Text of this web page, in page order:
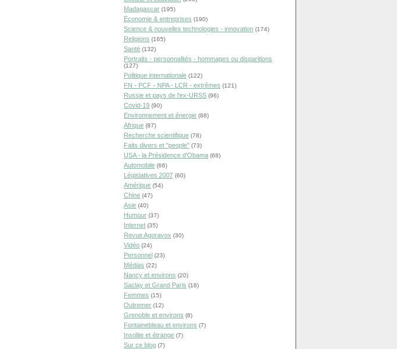
Madagascar (195)
Économie & entreprises (190)
Science & nouvelles technologies - innovation (174)
Religions (165)
Santé (132)
Portraits - personnalités - hommages ou disparitions
(127)
Politique internationale (122)
FN - PCF - NPA - LCR - extrêmes (121)
Russie et pays de l'ex-URSS (96)
Covid-19 (90)
Environnement et énergie (88)
Afrique (87)
Recherche scientifique (78)
Faits divers et "people" (73)
USA - la Présidence d'Obama (68)
Automobile (66)
Législatives 2007 (60)
Amérique (54)
Chine (47)
Asie (40)
Humour (37)
Internet (35)
Revue Agoravox (30)
Vidéo (24)
Personnel (23)
Médias (22)
Nancy et environs (20)
Saclay et Grand Paris (18)
Femmes (15)
Outremer (12)
Grenoble et environs (8)
Fontainebleau et environs (7)
Insolite et étrange (7)
Sur ce blog (7)